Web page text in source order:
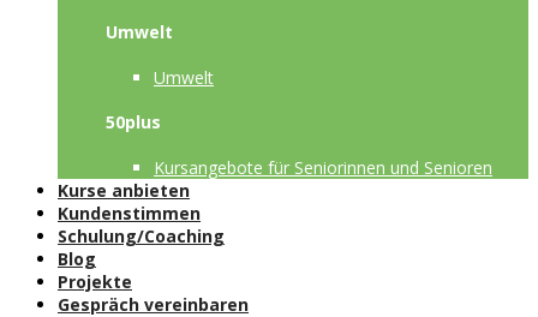
Umwelt
Umwelt
50plus
Kursangebote für Seniorinnen und Senioren
Kurse anbieten
Kundenstimmen
Schulung/Coaching
Blog
Projekte
Gespräch vereinbaren